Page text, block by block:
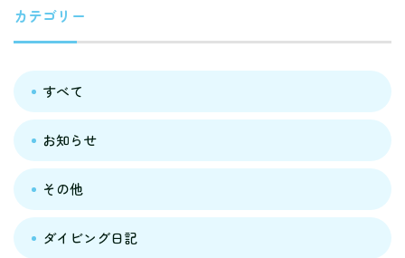
カテゴリー
すべて
お知らせ
その他
ダイビング日記